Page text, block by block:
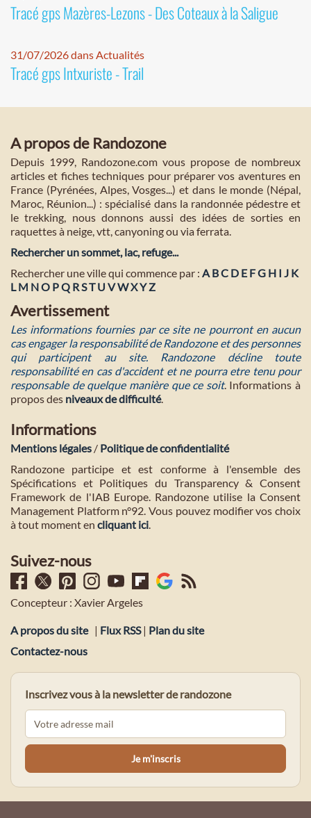
Tracé gps Mazères-Lezons - Des Coteaux à la Saligue
31/07/2026 dans Actualités
Tracé gps Intxuriste - Trail
A propos de Randozone
Depuis 1999, Randozone.com vous propose de nombreux
articles et fiches techniques pour préparer vos aventures en
France (Pyrénées, Alpes, Vosges...) et dans le monde (Népal,
Maroc, Réunion...) : spécialisé dans la randonnée pédestre et
le trekking, nous donnons aussi des idées de sorties en
raquettes à neige, vtt, canyoning ou via ferrata.
Rechercher un sommet, lac, refuge...
Rechercher une ville qui commence par : A BC D E FG H I J K
L M NO PQ R ST U VWXY Z
Avertissement
Les informations fournies par ce site ne pourront en aucun
cas engager la responsabilité de Randozone et des personnes
qui participent au site. Randozone décline toute
responsabilité en cas d'accident et ne pourra etre tenu pour
responsable de quelque manière que ce soit. Informations à
propos des niveaux de difficulté.
Informations
Mentions légales / Politique de confidentialité
Randozone participe et est conforme à l'ensemble des
Spécifications et Politiques du Transparency & Consent
Framework de l'IAB Europe. Randozone utilise la Consent
Management Platform n°92. Vous pouvez modifier vos choix
à tout moment en cliquant ici
Suivez-nous
Concepteur : Xavier Argeles
A propos du site | Flux RSS| Plan du site
Contactez-nous
Inscrivez vous à la newsletter de randozone